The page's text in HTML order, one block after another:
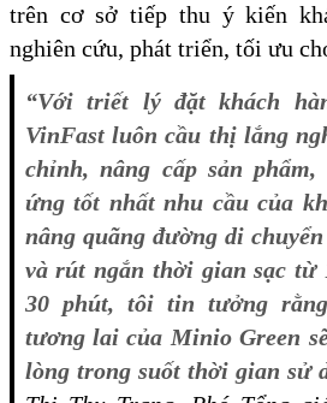
trên cơ sở tiếp thu ý kiến
nghiên cứu, phát triển, tối ưu
“Với triết lý đặt khách
VinFast luôn cầu thị lắng
chỉnh, nâng cấp sản
ứng tốt nhất nhu cầu của
nâng quãng đường di
và rút ngắn thời gian sạc từ
30 phút, tôi tin tưởng
tương lai của Minio Green
lòng trong suốt thời gian sử